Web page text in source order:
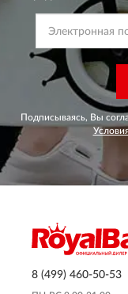
Подписываясь, Вы
8 (499) 460-50-53